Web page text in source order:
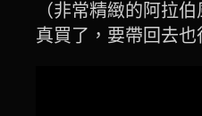
（非常精緻的阿拉
真買了，要帶回去也